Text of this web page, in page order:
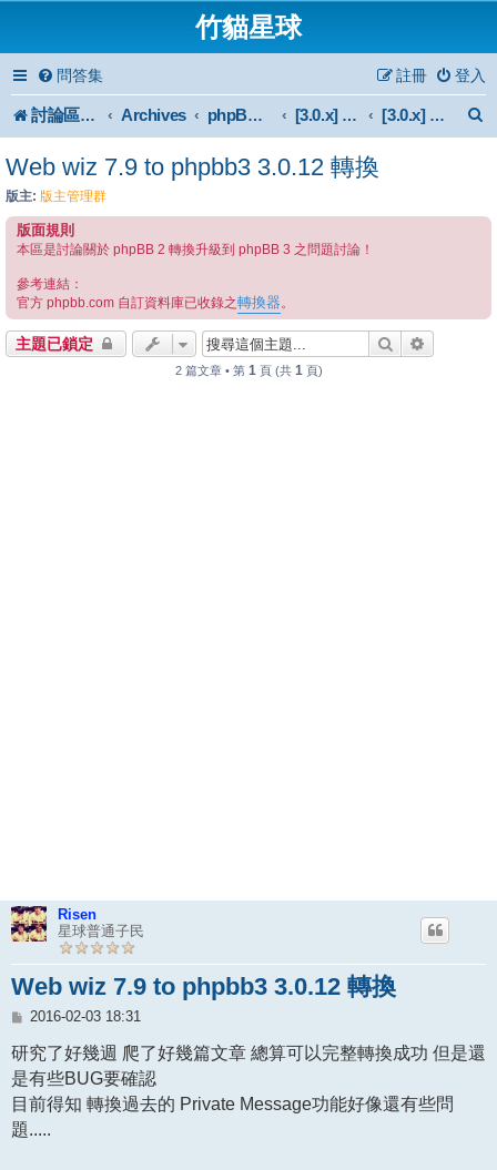
竹貓星球
問答集 登入
註冊
討論區首頁 Archives phpBB 3.0.x Forum Archive [3.0.x] Support [3.0.x] 轉換
Web wiz 7.9 to phpbb3 3.0.12 轉換
版主: 版主管理群
版面規則
本區是討論關於 phpBB 2 轉換升級到 phpBB 3 之問題討論！
參考連結：
官方 phpbb.com 自訂資料庫已收錄之轉換器。
主題已鎖定 搜尋
2 篇文章 • 第 1 頁 (共 1 頁)
Risen
星球普通子民
Web wiz 7.9 to phpbb3 3.0.12 轉換
文
2016-02-03 18:31
研究了好幾週 爬了好幾篇文章 總算可以完整轉換成功 但是還
是有些BUG要確認
目前得知 轉換過去的 Private Message功能好像還有些問
題.....